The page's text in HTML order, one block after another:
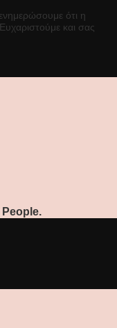
ότι η
και σας